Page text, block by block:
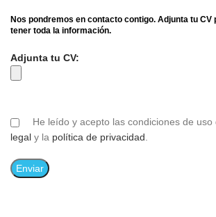
Nos pondremos en contacto contigo. Adjunta tu CV
tener toda la información.
Adjunta tu CV:
He leído y acepto las condiciones de uso
legal y la política de privacidad